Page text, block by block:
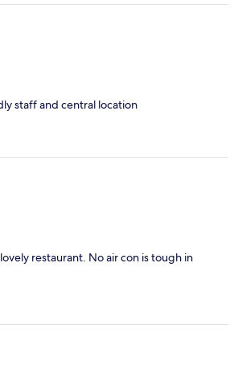
staff and central location
restaurant. No air con is tough in